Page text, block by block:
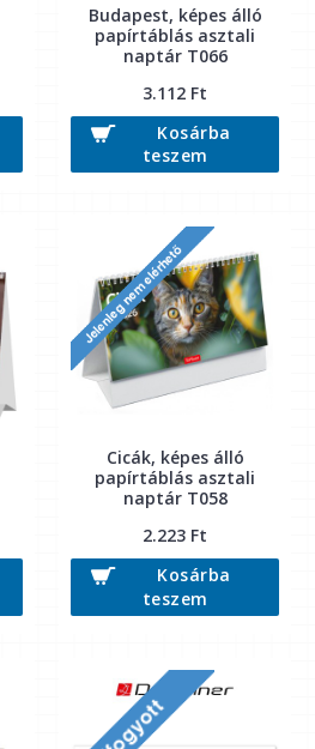
Budapest, képes álló
papírtáblás asztali
naptár T066
3.112 Ft
Kosárba
teszem
Cicák, képes álló
papírtáblás asztali
naptár T058
2.223 Ft
Kosárba
teszem